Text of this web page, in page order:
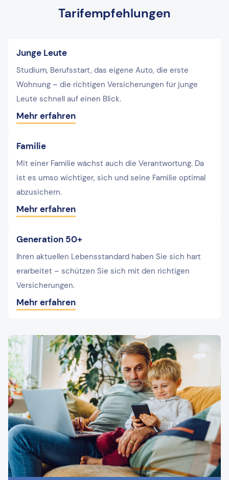
Tarifempfehlungen
Junge Leute
Studium, Berufsstart, das eigene Auto, die erste
Wohnung – die richtigen Versicherungen für junge
Leute schnell auf einen Blick.
Mehr erfahren
Familie
Mit einer Familie wächst auch die Verantwortung. Da
ist es umso wichtiger, sich und seine Familie optimal
abzusichern.
Mehr erfahren
Generation 50+
Ihren aktuellen Lebensstandard haben Sie sich hart
erarbeitet – schützen Sie sich mit den richtigen
Versicherungen.
Mehr erfahren